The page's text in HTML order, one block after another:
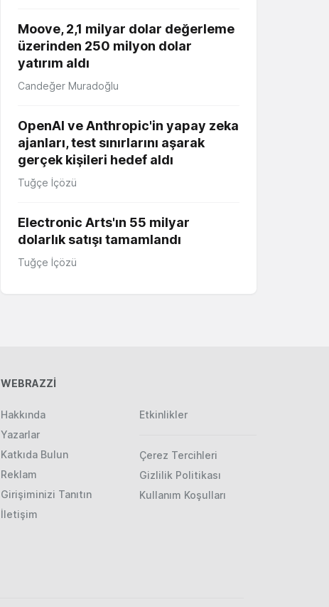
Moove, 2,1 milyar dolar değerleme
üzerinden 250 milyon dolar
yatırım aldı
Candeğer Muradoğlu
OpenAI ve Anthropic'in yapay zeka
ajanları, test sınırlarını aşarak
gerçek kişileri hedef aldı
Tuğçe İçözü
Electronic Arts'ın 55 milyar
dolarlık satışı tamamlandı
Tuğçe İçözü
WEBRAZZİ
Hakkında
Yazarlar
Katkıda Bulun
Reklam
Girişiminizi Tanıtın
İletişim
Etkinlikler
Çerez Tercihleri
Gizlilik Politikası
Kullanım Koşulları